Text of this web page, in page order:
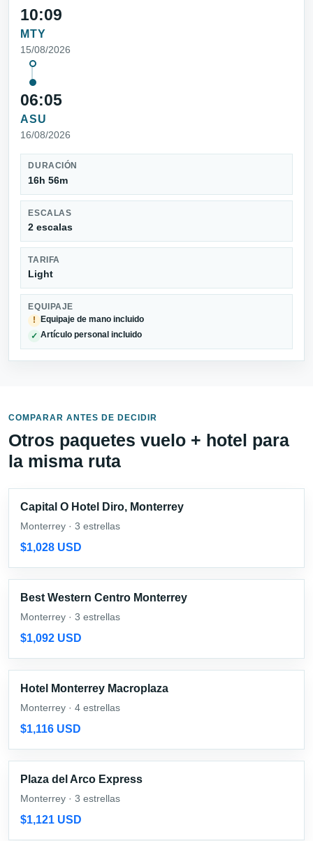
10:09
MTY
15/08/2026
06:05
ASU
16/08/2026
DURACIÓN
16h 56m
ESCALAS
2 escalas
TARIFA
Light
EQUIPAJE
!
Equipaje de mano incluido
✓ Artículo personal incluido
COMPARAR ANTES DE DECIDIR
Otros paquetes vuelo + hotel para
la misma ruta
Capital O Hotel Diro, Monterrey
Monterrey · 3 estrellas
$1,028 USD
Best Western Centro Monterrey
Monterrey · 3 estrellas
$1,092 USD
Hotel Monterrey Macroplaza
Monterrey · 4 estrellas
$1,116 USD
Plaza del Arco Express
Monterrey · 3 estrellas
$1,121 USD